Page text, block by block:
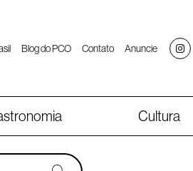
Blog do PCO Contato Anuncie
Cultura